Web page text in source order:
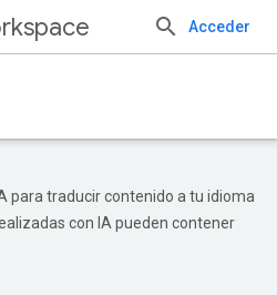
Acceder
para traducir contenido a tu idioma
con IA pueden contener